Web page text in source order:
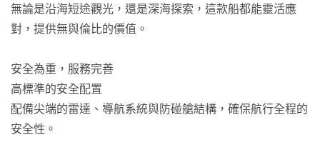
無論是沿海短途觀光，還是深海探索，這款船都能靈活應
對，提供無與倫比的價值。
安全為重，服務完善
高標準的安全配置
配備尖端的雷達、導航系統與防碰艙結構，確保航行全程的
安全性。